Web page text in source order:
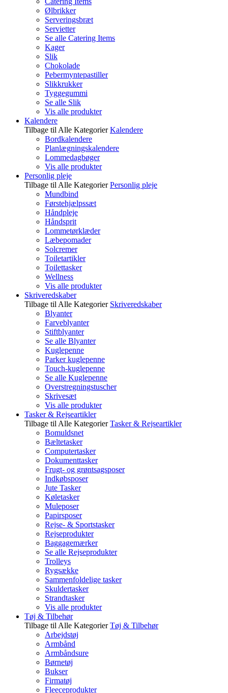
Ølbrikker
Serveringsbræt
Servietter
Se alle Catering Items
Kager
Slik
Chokolade
Pebermyntepastiller
Slikkrukker
Tyggegummi
Se alle Slik
Vis alle produkter
Kalendere
Tilbage til Alle Kategorier Kalendere
Bordkalendere
Planlægningskalendere
Lommedagbøger
Vis alle produkter
Personlig pleje
Tilbage til Alle Kategorier Personlig pleje
Mundbind
Førstehjælpssæt
Håndpleje
Håndsprit
Lommetørklæder
Læbepomader
Solcremer
Toiletartikler
Toilettasker
Wellness
Vis alle produkter
Skriveredskaber
Tilbage til Alle Kategorier Skriveredskaber
Blyanter
Farveblyanter
Stiftblyanter
Se alle Blyanter
Kuglepenne
Parker kuglepenne
Touch-kuglepenne
Se alle Kuglepenne
Overstregningstuscher
Skrivesæt
Vis alle produkter
Tasker & Rejseartikler
Tilbage til Alle Kategorier Tasker & Rejseartikler
Bomuldsnet
Bæltetasker
Computertasker
Dokumenttasker
Frugt- og grøntsagsposer
Indkøbsposer
Jute Tasker
Køletasker
Muleposer
Papirsposer
Rejse- & Sportstasker
Rejseprodukter
Baggagemærker
Se alle Rejseprodukter
Trolleys
Rygsække
Sammenfoldelige tasker
Skuldertasker
Strandtasker
Vis alle produkter
Tøj & Tilbehør
Tilbage til Alle Kategorier Tøj & Tilbehør
Arbejdstøj
Armbånd
Armbåndsure
Børnetøj
Bukser
Firmatøj
Fleeceprodukter